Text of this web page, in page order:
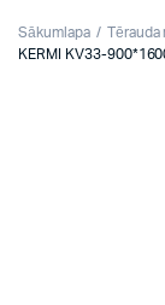
Sākumlapa
Tērauda
KERMI KV33-